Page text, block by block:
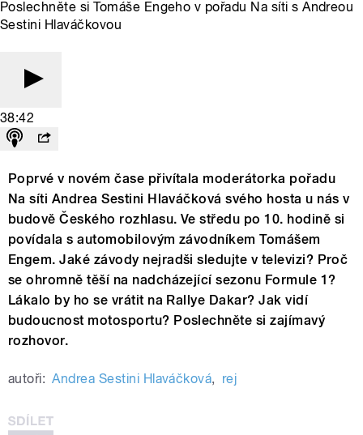
Poslechněte si Tomáše Engeho v pořadu Na síti s Andreou
Sestini Hlaváčkovou
38:42
Poprvé v novém čase přivítala moderátorka pořadu
Na síti Andrea Sestini Hlaváčková svého hosta u nás v
budově Českého rozhlasu. Ve středu po 10. hodině si
povídala s automobilovým závodníkem Tomášem
Engem. Jaké závody nejradši sledujte v televizi? Proč
se ohromně těší na nadcházející sezonu Formule 1?
Lákalo by ho se vrátit na Rallye Dakar? Jak vidí
budoucnost motosportu? Poslechněte si zajímavý
rozhovor.
autoři: Andrea Sestini Hlaváčková, rej